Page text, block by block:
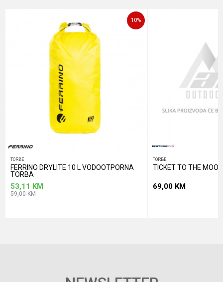
POŠALJI
10%
TORBE
FERRINO DRYLITE 10 L VODOOTPORNA
TORBA
53,11 KM
59,00KM
TORBE
TICKET TO THE
69,00 KM